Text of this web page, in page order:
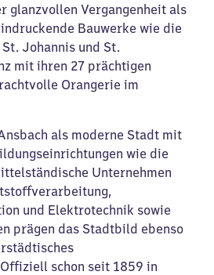
glanzvollen Vergangenheit als
Bauwerke wie die
Johannis und St.
mit ihren 27 prächtigen
Orangerie im
als moderne Stadt mit
wie die
Unternehmen
und Elektrotechnik sowie
prägen das Stadtbild ebenso
schon seit 1859 in